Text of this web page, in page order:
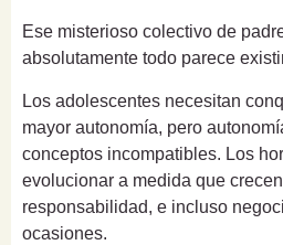
Ese misterioso colectivo de
absolutamente todo parece
Los adolescentes necesitan
mayor autonomía, pero
conceptos incompatibles. Los
evolucionar a medida que
responsabilidad, e incluso
ocasiones.